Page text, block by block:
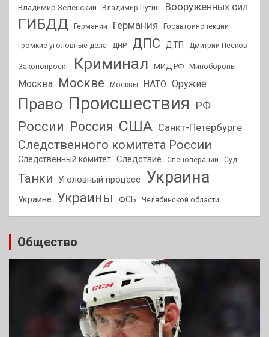
Владимир Зеленский Владимир Путин Вооруженных сил
ГИБДД Германии Германия Госавтоинспекции
Громкие уголовные дела ДНР ДПС ДТП Дмитрий Песков
Законопроект Криминал МИД РФ Минобороны
Москва Москве Москвы НАТО Оружие
Право Происшествия РФ
России Россия США Санкт-Петербурге
Следственного комитета России
Следственный комитет Следствие Спецоперации Суд
Танки Уголовный процесс Украина
Украине Украины ФСБ Челябинской области
Общество